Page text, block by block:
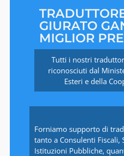
GIURATO
MIGLIOR
Tutti i nostri
riconosciuti dal
Esteri e della
Forniamo supporto di
tanto a Consulenti Fiscali,
Istituzioni Pubbliche,